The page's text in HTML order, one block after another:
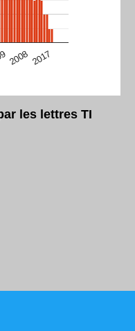
2008 2017
en ce moment)
les lettres TI